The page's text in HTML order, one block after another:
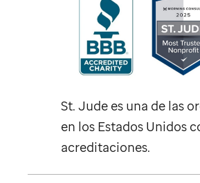
St. Jude es una de las
en los Estados Unidos
acreditaciones.